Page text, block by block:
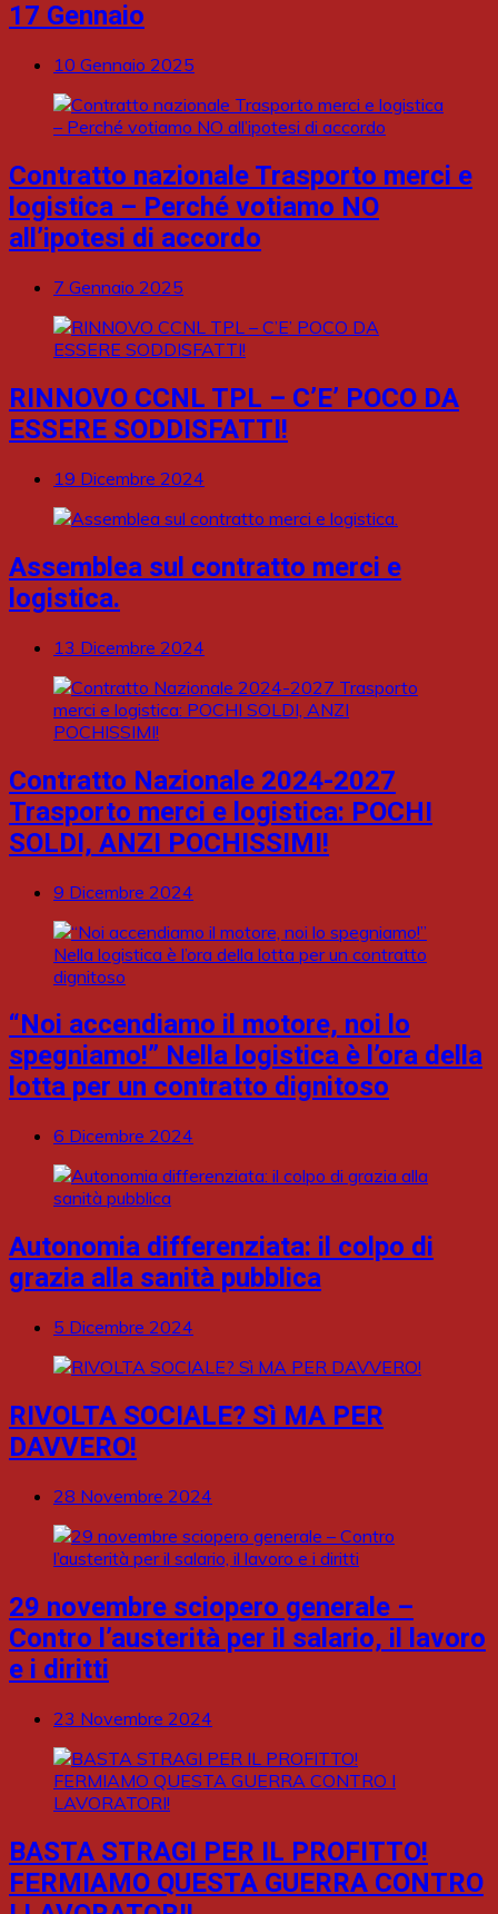
17 Gennaio
10 Gennaio 2025
Contratto nazionale Trasporto merci e
logistica – Perché votiamo NO
all’ipotesi di accordo
7 Gennaio 2025
RINNOVO CCNL TPL – C’E’ POCO DA
ESSERE SODDISFATTI!
19 Dicembre 2024
Assemblea sul contratto merci e
logistica.
13 Dicembre 2024
Contratto Nazionale 2024-2027
Trasporto merci e logistica: POCHI
SOLDI, ANZI POCHISSIMI!
9 Dicembre 2024
“Noi accendiamo il motore, noi lo
spegniamo!” Nella logistica è l’ora della
lotta per un contratto dignitoso
6 Dicembre 2024
Autonomia differenziata: il colpo di
grazia alla sanità pubblica
5 Dicembre 2024
RIVOLTA SOCIALE? Sì MA PER
DAVVERO!
28 Novembre 2024
29 novembre sciopero generale –
Contro l’austerità per il salario, il lavoro
e i diritti
23 Novembre 2024
BASTA STRAGI PER IL PROFITTO!
FERMIAMO QUESTA GUERRA CONTRO